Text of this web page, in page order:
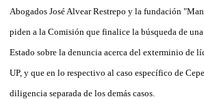
Abogados José Alvear Restrepo y la fundación
piden a la Comisión que finalice la búsqueda de
Estado sobre la denuncia acerca del exterminio de
UP, y que en lo respectivo al caso específico de
diligencia separada de los demás casos.